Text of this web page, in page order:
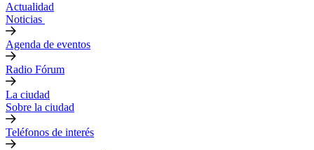
Actualidad
Noticias
Agenda de eventos
Radio Fórum
La ciudad
Sobre la ciudad
Teléfonos de interés